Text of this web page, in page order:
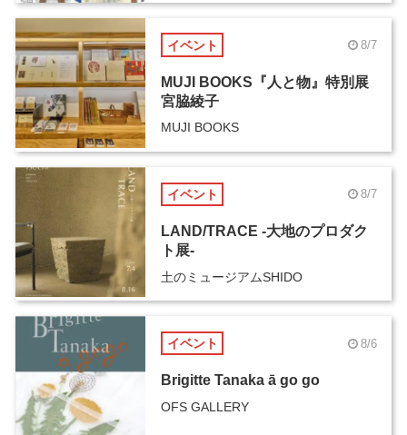
イベント 8/7
MUJI BOOKS『人と物』特別展
宮脇綾子
MUJI BOOKS
イベント 8/7
LAND/TRACE -大地のプロダク
ト展-
土のミュージアムSHIDO
イベント 8/6
Brigitte Tanaka ā go go
OFS GALLERY